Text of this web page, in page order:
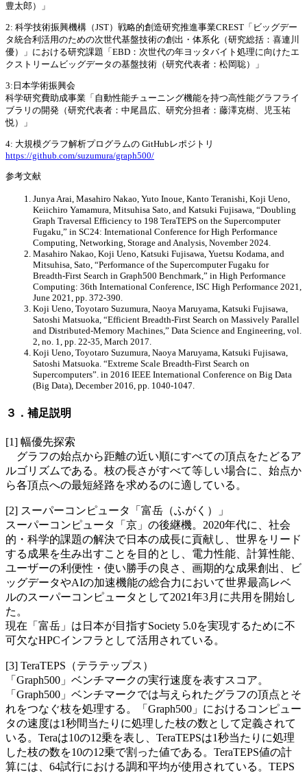
豊太郎）」
2: 科学技術振興機構（JST）戦略的創造研究推進事業CREST「ビッグデー
タ統合利活用のための次世代基盤技術の創出・体系化（研究総括：喜連川
優）」における研究課題「EBD：次世代の年ヨッタバイト処理に向けたエ
クストリームビッグデータの基盤技術（研究代表者：松岡聡）」
3:日本学術振興会
科学研究費助成事業「自動性能チューニング機能を持つ高性能グラフライ
ブラリの開発（研究代表者：中尾昌広、研究分担者：藤澤克樹、児玉祐
悦）」
4: 大規模グラフ解析プログラムの GitHubレポジトリ
https://github.com/suzumura/graph500/
参考文献
Junya Arai, Masahiro Nakao, Yuto Inoue, Kanto Teranishi, Koji Ueno,
Keiichiro Yamamura, Mitsuhisa Sato, and Katsuki Fujisawa, “Doubling
Graph Traversal Efficiency to 198 TeraTEPS on the Supercomputer
Fugaku,” in SC24: International Conference for High Performance
Computing, Networking, Storage and Analysis, November 2024.
Masahiro Nakao, Koji Ueno, Katsuki Fujisawa, Yuetsu Kodama, and
Mitsuhisa, Sato, “Performance of the Supercomputer Fugaku for
Breadth-First Search in Graph500 Benchmark,” in High Performance
Computing: 36th International Conference, ISC High Performance 2021,
June 2021, pp. 372-390.
Koji Ueno, Toyotaro Suzumura, Naoya Maruyama, Katsuki Fujisawa,
Satoshi Matsuoka, “Efficient Breadth-First Search on Massively Parallel
and Distributed-Memory Machines,” Data Science and Engineering, vol.
2, no. 1, pp. 22-35, March 2017.
Koji Ueno, Toyotaro Suzumura, Naoya Maruyama, Katsuki Fujisawa,
Satoshi Matsuoka. “Extreme Scale Breadth-First Search on
Supercomputers”. in 2016 IEEE International Conference on Big Data
(Big Data), December 2016, pp. 1040-1047.
３．補足説明
[1] 幅優先探索
グラフの始点から距離の近い順にすべての頂点をたどるア
ルゴリズムである。枝の長さがすべて等しい場合に、始点か
ら各頂点への最短経路を求めるのに適している。
[2] スーパーコンピュータ「富岳（ふがく）」
スーパーコンピュータ「京」の後継機。2020年代に、社会
的・科学的課題の解決で日本の成長に貢献し、世界をリード
する成果を生み出すことを目的とし、電力性能、計算性能、
ユーザーの利便性・使い勝手の良さ、画期的な成果創出、ビ
ッグデータやAIの加速機能の総合力において世界最高レベ
ルのスーパーコンピュータとして2021年3月に共用を開始し
た。
現在「富岳」は日本が目指すSociety 5.0を実現するために不
可欠なHPCインフラとして活用されている。
[3] TeraTEPS（テラテップス）
「Graph500」ベンチマークの実行速度を表すスコア。
「Graph500」ベンチマークでは与えられたグラフの頂点とそ
れをつなぐ枝を処理する。「Graph500」におけるコンピュー
タの速度は1秒間当たりに処理した枝の数として定義されて
いる。Teraは10の12乗を表し、TeraTEPSは1秒当たりに処理
した枝の数を10の12乗で割った値である。TeraTEPS値の計
算には、64試行における調和平均が使用されている。TEPS